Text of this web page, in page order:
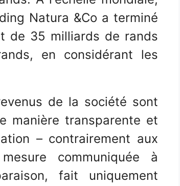
Natura &Co a terminé
de 35 milliards de rands
en considérant les
de la société sont
manière transparente et
– contrairement aux
communiquée à
fait uniquement